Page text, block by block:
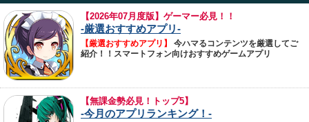
【2026年07月度版】ゲーマー必見！！
-厳選おすすめアプリ-
【厳選おすすめアプリ】
今ハマるコンテンツを厳選してご
紹介！！スマートフォン向けおすすめゲームアプリ
【無課金勢必見！トップ5】
-今月のアプリランキング！-